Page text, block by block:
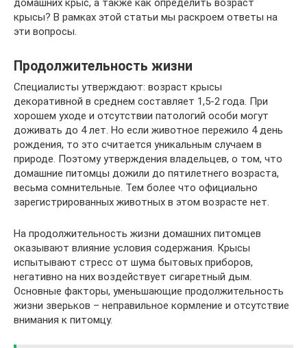
домашних крыс, а также как определить возраст
крысы? В рамках этой статьи мы раскроем ответы на
эти вопросы.
Продолжительность жизни
Специалисты утверждают: возраст крысы
декоративной в среднем составляет 1,5-2 года. При
хорошем уходе и отсутствии патологий особи могут
доживать до 4 лет. Но если животное пережило 4 день
рождения, то это считается уникальным случаем в
природе. Поэтому утверждения владельцев, о том, что
домашние питомцы дожили до пятилетнего возраста,
весьма сомнительные. Тем более что официально
зарегистрированных животных в этом возрасте нет.
На продолжительность жизни домашних питомцев
оказывают влияние условия содержания. Крысы
испытывают стресс от шума бытовых приборов,
негативно на них воздействует сигаретный дым.
Основные факторы, уменьшающие продолжительность
жизни зверьков – неправильное кормление и отсутствие
внимания к питомцу.